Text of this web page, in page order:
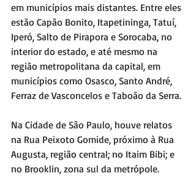
em municípios mais distantes. Entre eles
estão Capão Bonito, Itapetininga, Tatuí,
Iperó, Salto de Pirapora e Sorocaba, no
interior do estado, e até mesmo na
região metropolitana da capital, em
municípios como Osasco, Santo André,
Ferraz de Vasconcelos e Taboão da Serra.
Na Cidade de São Paulo, houve relatos
na Rua Peixoto Gomide, próximo à Rua
Augusta, região central; no Itaim Bibi; e
no Brooklin, zona sul da metrópole.